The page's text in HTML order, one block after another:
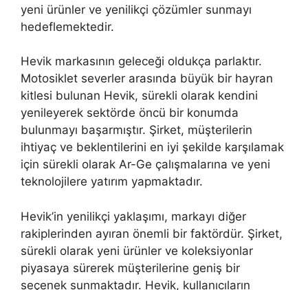
yeni ürünler ve yenilikçi çözümler sunmayı
hedeflemektedir.
Hevik markasının geleceği oldukça parlaktır.
Motosiklet severler arasında büyük bir hayran
kitlesi bulunan Hevik, sürekli olarak kendini
yenileyerek sektörde öncü bir konumda
bulunmayı başarmıştır. Şirket, müşterilerin
ihtiyaç ve beklentilerini en iyi şekilde karşılamak
için sürekli olarak Ar-Ge çalışmalarına ve yeni
teknolojilere yatırım yapmaktadır.
Hevik’in yenilikçi yaklaşımı, markayı diğer
rakiplerinden ayıran önemli bir faktördür. Şirket,
sürekli olarak yeni ürünler ve koleksiyonlar
piyasaya sürerek müşterilerine geniş bir
seçenek sunmaktadır. Hevik, kullanıcıların